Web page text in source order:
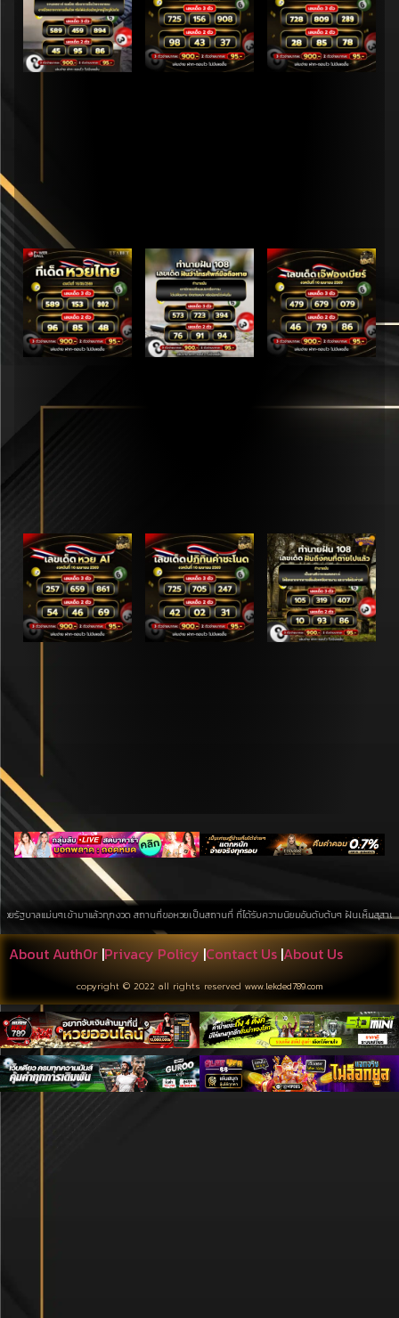
นๆเข้ามาแล้วทุกงวด สถานที่ขอหวยเป็นสถานที่ ที่ได้รับความนิยมอันดับต้นๆ ฝันเห็นสุสาน การ
About Auth0r |Privacy Policy|Contact Us |About Us
copyright © 2022 all rights reserved www.lekded789.com